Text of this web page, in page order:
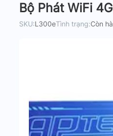
Bộ Phát WiFi
SKU:L300eTình trạng:Còn